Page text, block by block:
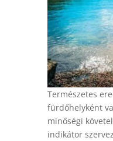
Természetes
fürdőhelyként
minőségi
indikátor